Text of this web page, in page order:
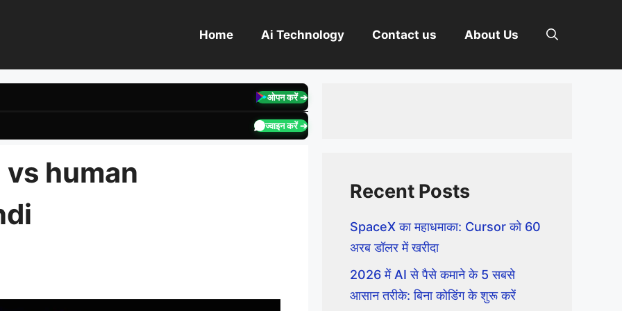
Home Ai Technology Contact us About Us
ओपन करें ➔
ज्वाइन करें ➔
vs human
Recent Posts
SpaceX का महाधमाका: Cursor को 60
अरब डॉलर में खरीदा
2026 में AI से पैसे कमाने के 5 सबसे
आसान तरीके: बिना कोडिंग के शुरू करें